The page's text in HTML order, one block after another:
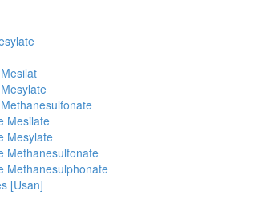
Mesilate
Mesylate
Methanesulfonate
Methanesulphonate
[Usan]